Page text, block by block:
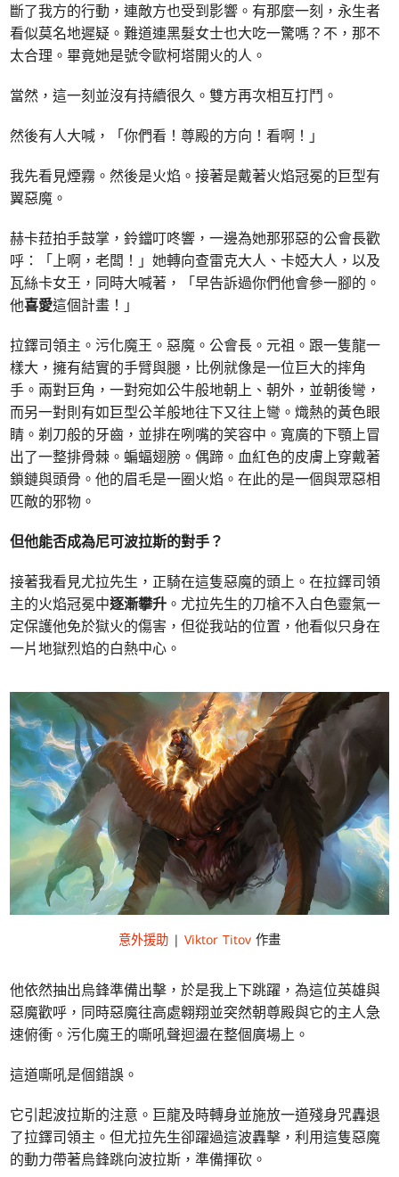
斷了我方的行動，連敵方也受到影響。有那麼一刻，永生者
看似莫名地遲疑。難道連黑髮女士也大吃一驚嗎？不，那不
太合理。畢竟她是號令歐柯塔開火的人。
當然，這一刻並沒有持續很久。雙方再次相互打鬥。
然後有人大喊，「你們看！尊殿的方向！看啊！」
我先看見煙霧。然後是火焰。接著是戴著火焰冠冕的巨型有
翼惡魔。
赫卡菈拍手鼓掌，鈴鐺叮咚響，一邊為她那邪惡的公會長歡
呼：「上啊，老闆！」她轉向查雷克大人、卡婭大人，以及
瓦絲卡女王，同時大喊著，「早告訴過你們他會參一腳的。
他喜愛這個計畫！」
拉鐸司領主。污化魔王。惡魔。公會長。元祖。跟一隻龍一
樣大，擁有結實的手臂與腿，比例就像是一位巨大的摔角
手。兩對巨角，一對宛如公牛般地朝上、朝外，並朝後彎，
而另一對則有如巨型公羊般地往下又往上彎。熾熱的黃色眼
睛。剃刀般的牙齒，並排在咧嘴的笑容中。寬廣的下顎上冒
出了一整排骨棘。蝙蝠翅膀。偶蹄。血紅色的皮膚上穿戴著
鎖鏈與頭骨。他的眉毛是一圈火焰。在此的是一個與眾惡相
匹敵的邪物。
但他能否成為尼可波拉斯的對手？
接著我看見尤拉先生，正騎在這隻惡魔的頭上。在拉鐸司領
主的火焰冠冕中逐漸攀升 。尤拉先生的刀槍不入白色靈氣一
定保護他免於獄火的傷害，但從我站的位置，他看似只身在
一片地獄烈焰的白熱中心。
意外援助 | Viktor Titov 作畫
他依然抽出烏鋒準備出擊，於是我上下跳躍，為這位英雄與
惡魔歡呼，同時惡魔往高處翱翔並突然朝尊殿與它的主人急
速俯衝。污化魔王的嘶吼聲迴盪在整個廣場上。
這道嘶吼是個錯誤。
它引起波拉斯的注意。巨龍及時轉身並施放一道殘身咒轟退
了拉鐸司領主。但尤拉先生卻躍過這波轟擊，利用這隻惡魔
的動力帶著烏鋒跳向波拉斯，準備揮砍。